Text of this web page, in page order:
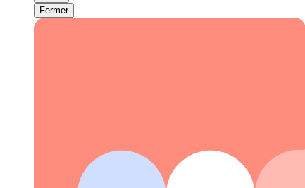
Fermer